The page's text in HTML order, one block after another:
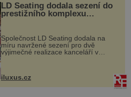
LD Seating dodala sezení do
prestižního komplexu
MediaCityUK v Salfordu
Společnost LD Seating dodala na
míru navržené sezení pro dvě
výjimečné realizace kanceláří v
areálu MediaCityUK v anglickém
budov Media...
iluxus.cz